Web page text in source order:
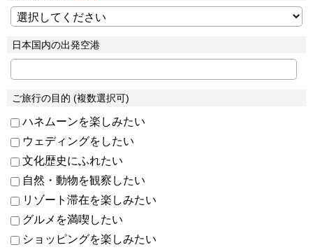
日本国内の出発空港
ご旅行の目的 (複数選択可)
ハネムーンを楽しみたい
ウェディングをしたい
文化歴史にふれたい
自然・動物を観察したい
リゾート滞在を楽しみたい
グルメを満喫したい
ショッピングを楽しみたい